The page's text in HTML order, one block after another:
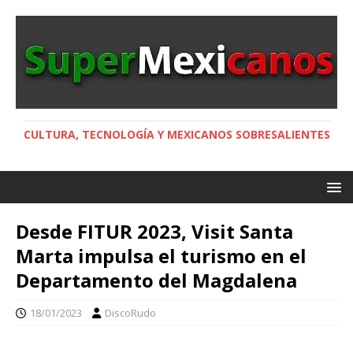
CULTURA, TECNOLOGÍA Y MEXICANOS SOBRESALIENTES
Desde FITUR 2023, Visit Santa
Marta impulsa el turismo en el
Departamento del Magdalena
18/01/2023 DiscoRudo